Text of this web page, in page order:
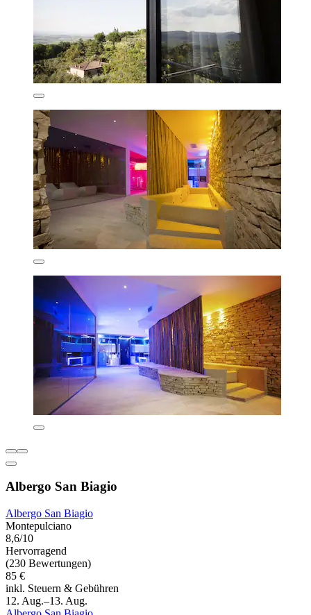
Albergo San Biagio
Albergo San Biagio
Montepulciano
8,6/10
Hervorragend
(230 Bewertungen)
85 €
inkl. Steuern & Gebühren
12. Aug.–13. Aug.